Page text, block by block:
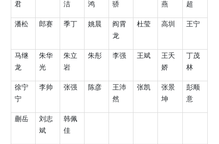
君
洁
鸿
骄
燕
超
潘松 郎赛 季丁 姚晨
阎霄
龙
杜莹 高圳 王宁
马继
龙
朱华
光
朱立
岩
朱彤 李强 王斌
王夭
娇
丁茂
林
徐宁
宁
李帅 张强 陈彦
王沛
然
张凯
张景
坤
彭顺
意
蒯岳
刘志
斌
韩佩
佳